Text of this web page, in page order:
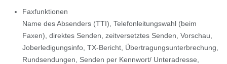
Faxfunktionen
Name des Absenders (TTI), Telefonleitungswahl (beim
Faxen), direktes Senden, zeitversetztes Senden, Vorschau,
Joberledigungsinfo, TX-Bericht, Übertragungsunterbrechung,
Rundsendungen, Senden per Kennwort/ Unteradresse,